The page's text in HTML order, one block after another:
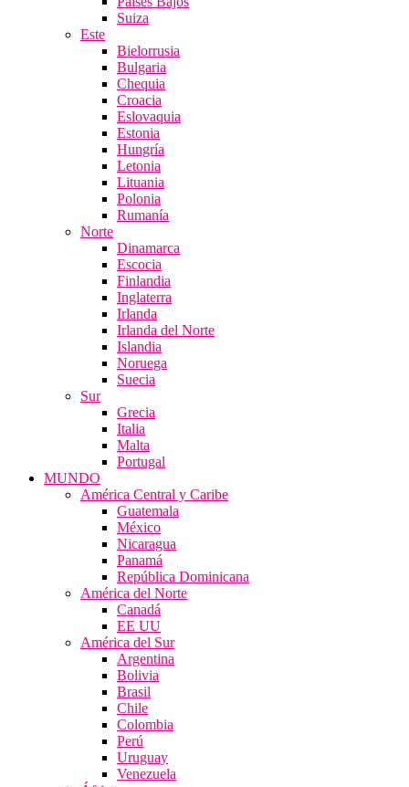
Suiza
Este
Bielorrusia
Bulgaria
Chequia
Croacia
Eslovaquia
Estonia
Hungría
Letonia
Lituania
Polonia
Rumanía
Norte
Dinamarca
Escocia
Finlandia
Inglaterra
Irlanda
Irlanda del Norte
Islandia
Noruega
Suecia
Sur
Grecia
Italia
Malta
Portugal
MUNDO
América Central y Caribe
Guatemala
México
Nicaragua
Panamá
República Dominicana
América del Norte
Canadá
EE UU
América del Sur
Argentina
Bolivia
Brasil
Chile
Colombia
Perú
Uruguay
Venezuela